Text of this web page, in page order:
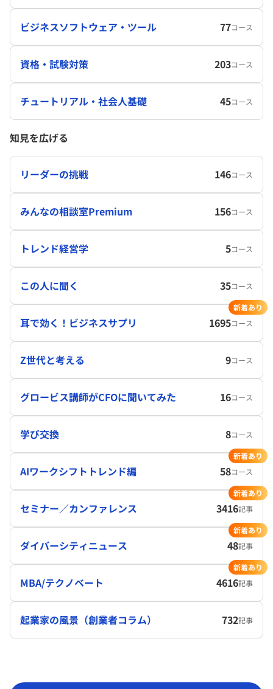
ビジネスソフトウェア・ツール 77コース
資格・試験対策 203コース
チュートリアル・社会人基礎 45コース
知見を広げる
リーダーの挑戦 146コース
みんなの相談室Premium 156コース
トレンド経営学 5コース
この人に聞く 35コース
耳で効く！ビジネスサプリ 1695コース
新着あり
Z世代と考える 9コース
グロービス講師がCFOに聞いてみた 16コース
学び交換 8コース
AIワークシフトトレンド編 58コース
新着あり
セミナー／カンファレンス 3416記事
新着あり
ダイバーシティニュース 48記事
新着あり
MBA/テクノベート 4616記事
新着あり
起業家の風景（創業者コラム） 732記事